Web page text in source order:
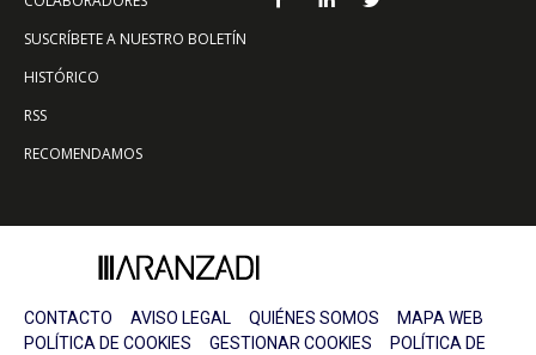
SUSCRÍBETE A NUESTRO BOLETÍN
HISTÓRICO
RSS
RECOMENDAMOS
CONTACTO AVISO LEGAL QUIÉNES SOMOS
MAPA WEB
POLÍTICA DE COOKIES
GESTIONAR COOKIES POLÍTICA DE